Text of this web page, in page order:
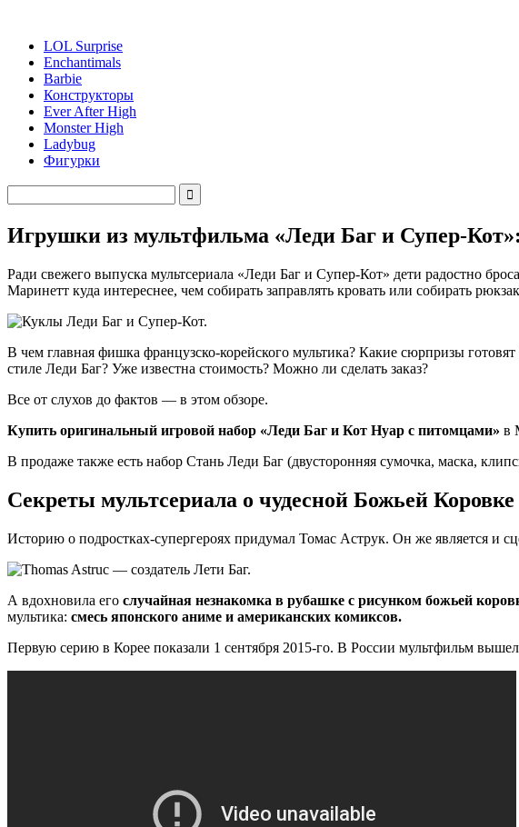
LOL Surprise
Enchantimals
Barbie
Конструкторы
Ever After High
Monster High
Ladybug
Фигурки
Игрушки из мультфильма «Леди Баг и Супер-
Ради свежего выпуска мультсериала «Леди Баг и Супер-Кот» дети радостно
Маринетт куда интереснее, чем собирать заправлять кровать или собирать
В чем главная фишка французско-корейского мультика? Какие сюрпризы
стиле Леди Баг? Уже известна стоимость? Можно ли сделать заказ?
Все от слухов до фактов — в этом обзоре.
Купить оригинальный игровой набор «Леди Баг и Кот Нуар с питомцами» в
В продаже также есть набор Стань Леди Баг (двусторонняя сумочка, маска,
Секреты мультсериала о чудесной Божьей Коровке
Историю о подростках-супергероях придумал Томас Аструк. Он же является и
А вдохновила его случайная незнакомка в рубашке с рисунком божьей
мультика: смесь японского аниме и американских комиксов.
Первую серию в Корее показали 1 сентября 2015-го. В России мультфильм